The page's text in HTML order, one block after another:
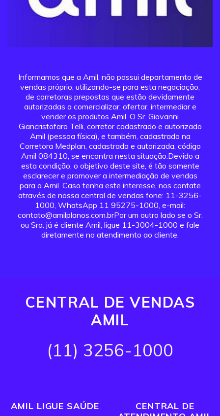
Informamos que a Amil, não possui departamento de
vendas próprio, utilizando-se para esta negociação,
de corretoras prepostas que estão devidamente
autorizadas a comercializar, ofertar, intermediar e
vender os produtos Amil. O Sr. Giovanni
Giancristofaro Telli, corretor cadastrado e autorizado
Amil (pessoa física), e também, cadastrado na
Corretora Medplan, cadastrada e autorizada, código
Amil 084310, se encontra nesta situação.Devido a
esta condição, o objetivo deste site, é tão somente
esclarecer e promover a intermediação de vendas
para a Amil. Caso tenha este interesse, nos contate
através de nossa central de vendas fone: 11-3256-
1000, WhatsApp 11 95275-1000, e-mail:
contato@amilplanos.com.brPor um outro lado se o Sr.
ou Sra. já é cliente Amil, ligue 11-3004-1000 e fale
diretamente no atendimento ao cliente.
CENTRAL DE VENDAS
AMIL
(11) 3256-1000
AMIL LIGUE SAÚDE
CENTRAL DE